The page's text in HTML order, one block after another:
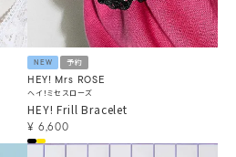
NEW 予約
HEY! Mrs ROSE
ヘイ！ミセスローズ
HEY! Frill Bracelet
¥ 6,600